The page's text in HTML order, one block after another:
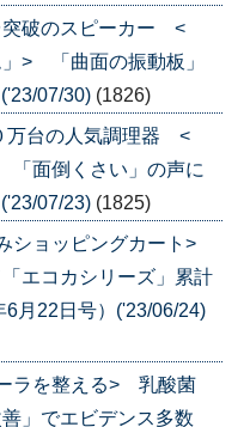
突破のスピーカー <
」> 「曲面の振動板」
07/30) (1826)
万台の人気調理器 <
「面倒くさい」の声に
07/23) (1825)
ショッピングカート>
エコカシリーズ」累計
6月22日号）('23/06/24)
ラを整える> 乳酸菌
」でエビデンス多数